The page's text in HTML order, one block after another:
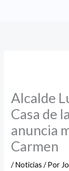
Alcalde
Casa de
anuncia
Carmen
/Noticias / Por